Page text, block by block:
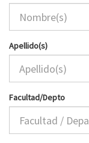
Apellido(s)
Facultad/Depto